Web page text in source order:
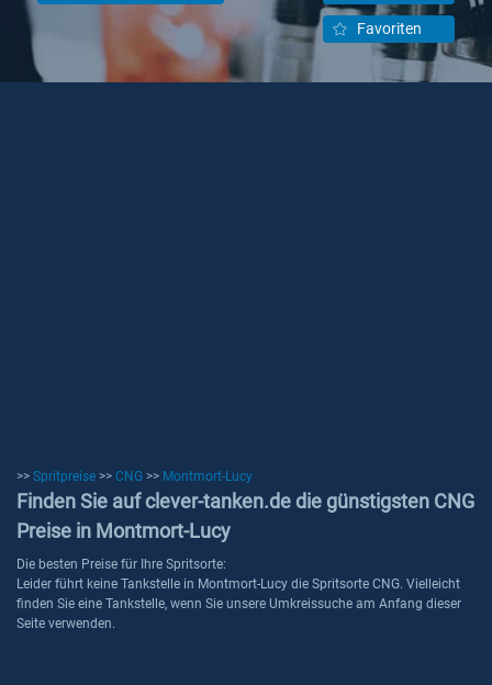
Favoriten
>> Spritpreise >> CNG >> Montmort-Lucy
Finden Sie auf clever-tanken.de die günstigsten CNG
Preise in Montmort-Lucy
Die besten Preise für Ihre Spritsorte:
Leider führt keine Tankstelle in Montmort-Lucy die Spritsorte CNG. Vielleicht
finden Sie eine Tankstelle, wenn Sie unsere Umkreissuche am Anfang dieser
Seite verwenden.